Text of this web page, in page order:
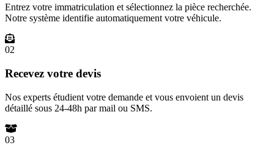
Entrez votre immatriculation et sélectionnez la pièce recherchée.
Notre système identifie automatiquement votre véhicule.
02
Recevez votre devis
Nos experts étudient votre demande et vous envoient un devis
détaillé sous 24-48h par mail ou SMS.
03